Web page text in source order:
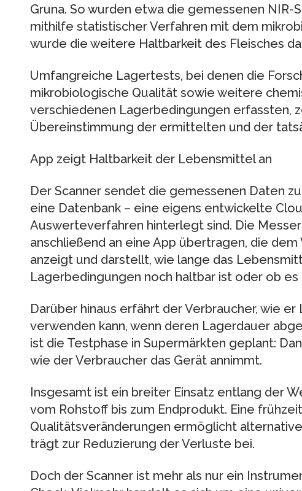
Gruna. So wurden etwa die gemessenen NIR-
mithilfe statistischer Verfahren mit dem
wurde die weitere Haltbarkeit des Fleisches
Umfangreiche Lagertests, bei denen die
mikrobiologische Qualität sowie weitere
verschiedenen Lagerbedingungen erfassten,
Übereinstimmung der ermittelten und der
App zeigt Haltbarkeit der Lebensmittel an
Der Scanner sendet die gemessenen Daten
eine Datenbank – eine eigens entwickelte
Auswerteverfahren hinterlegt sind. Die
anschließend an eine App übertragen, die
anzeigt und darstellt, wie lange das
Lagerbedingungen noch haltbar ist oder ob
Darüber hinaus erfährt der Verbraucher, wie
verwenden kann, wenn deren Lagerdauer
ist die Testphase in Supermärkten geplant:
wie der Verbraucher das Gerät annimmt.
Insgesamt ist ein breiter Einsatz entlang der
vom Rohstoff bis zum Endprodukt. Eine
Qualitätsveränderungen ermöglicht
trägt zur Reduzierung der Verluste bei.
Doch der Scanner ist mehr als nur ein